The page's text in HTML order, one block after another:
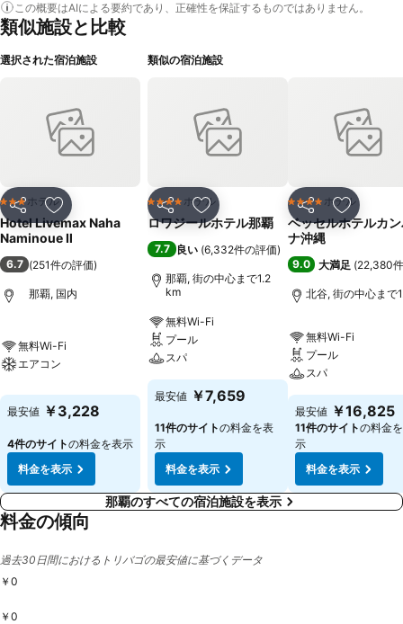
この概要はAIによる要約であり、正確性を保証するものではありません。
類似施設と比較
選択された宿泊施設
シェア お気に入りに追加
3 ホテルのランク
ホテル
Hotel Livemax Naha
Naminoue Ⅱ
6.7 (251件の評価)
那覇, 国内
無料Wi-Fi
エアコン
最安値 ￥3,228
4件のサイトの料金を表示
料金を表示
類似の宿泊施設
シェア お気に入りに追加
4 ホテルのランク
ホテル
ロワジールホテル那覇
7.7 良い (6,332件の評価)
那覇, 街の中心まで1.2
km
無料Wi-Fi
プール
スパ
最安値 ￥7,659
11件のサイトの料金を表
示
料金を表示
シェア お気に入
4 ホテルのランク
ホテル
ベッセルホテルカ
ナ沖縄
9.0 大満足 (22,380
北谷, 街の中心まで
無料Wi-Fi
プール
スパ
最安値 ￥16,825
11件のサイトの料金
示
料金を表示
那覇のすべての宿泊施設を表示
料金の傾向
過去30日間におけるトリバゴの最安値に基づくデータ
￥0
￥0